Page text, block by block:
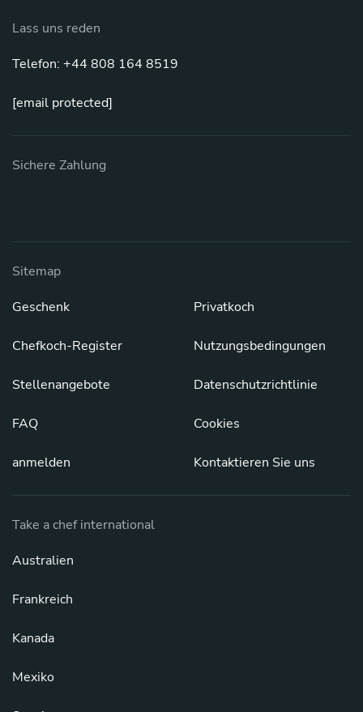
Lass uns reden
Telefon: +44 808 164 8519
[email protected]
Sichere Zahlung
Sitemap
Geschenk
Chefkoch-Register
Stellenangebote
FAQ
anmelden
Privatkoch
Nutzungsbedingungen
Datenschutzrichtlinie
Cookies
Kontaktieren Sie uns
Take a chef international
Australien
Frankreich
Kanada
Mexiko